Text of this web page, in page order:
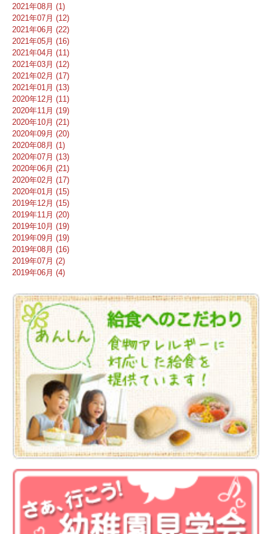
2021年08月 (1)
2021年07月 (12)
2021年06月 (22)
2021年05月 (16)
2021年04月 (11)
2021年03月 (12)
2021年02月 (17)
2021年01月 (13)
2020年12月 (11)
2020年11月 (19)
2020年10月 (21)
2020年09月 (20)
2020年08月 (1)
2020年07月 (13)
2020年06月 (21)
2020年02月 (17)
2020年01月 (15)
2019年12月 (15)
2019年11月 (20)
2019年10月 (19)
2019年09月 (19)
2019年08月 (16)
2019年07月 (2)
2019年06月 (4)